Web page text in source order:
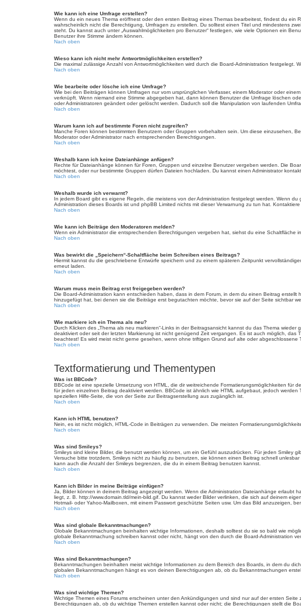
Wie kann ich eine Umfrage erstellen?
Wenn du ein neues Thema eröffnest oder den ersten Beitrag eines Themas bearbeitest, findest du ein
wahrscheinlich nicht die Berechtigung, Umfragen zu erstellen. Du solltest einen Titel und mindestens
steht. Du kannst auch unter „Auswahlmöglichkeiten pro Benutzer“ festlegen, wie viele Optionen ein
Benutzer ihre Stimme ändern können.
Nach oben
Wieso kann ich nicht mehr Antwortmöglichkeiten erstellen?
Die maximal zulässige Anzahl von Antwortmöglichkeiten wird durch die Board-Administration
Nach oben
Wie bearbeite oder lösche ich eine Umfrage?
Wie bei den Beiträgen können Umfragen nur vom ursprünglichen Verfasser, einem Moderator oder
verknüpft. Wenn niemand eine Stimme abgegeben hat, dann können Benutzer die Umfrage löschen
oder Administratoren geändert oder gelöscht werden. Dadurch soll die Manipulation von laufenden
Nach oben
Warum kann ich auf bestimmte Foren nicht zugreifen?
Manche Foren können bestimmten Benutzern oder Gruppen vorbehalten sein. Um diese einzusehen,
Moderator oder Administrator nach entsprechenden Berechtigungen.
Nach oben
Weshalb kann ich keine Dateianhänge anfügen?
Rechte für Dateianhänge können für Foren, Gruppen und einzelne Benutzer vergeben werden. Die
möchtest, oder nur bestimmte Gruppen dürfen Dateien hochladen. Du kannst einen Administrator
Nach oben
Weshalb wurde ich verwarnt?
In jedem Board gibt es eigene Regeln, die meistens von der Administration festgelegt werden. Wenn
Administration dieses Boards ist und phpBB Limited nichts mit dieser Verwarnung zu tun hat.
Nach oben
Wie kann ich Beiträge den Moderatoren melden?
Wenn ein Administrator die entsprechenden Berechtigungen vergeben hat, siehst du eine Schaltfläche
Nach oben
Was bewirkt die „Speichern“-Schaltfläche beim Schreiben eines Beitrags?
Hiermit kannst du die geschriebene Entwürfe speichern und zu einem späteren Zeitpunkt
erneut laden.
Nach oben
Warum muss mein Beitrag erst freigegeben werden?
Die Board-Administration kann entschieden haben, dass in dem Forum, in dem du einen Beitrag
hinzugefügt hat, bei denen sie die Beiträge erst begutachten möchte, bevor sie auf der Seite sichtbar
Nach oben
Wie markiere ich ein Thema als neu?
Durch Klicken des „Thema als neu markieren“-Links in der Beitragsansicht kannst du das Thema
deaktiviert oder seit der letzten Markierung ist nicht genügend Zeit vergangen. Es ist auch möglich,
beachtest! Es wird meist nicht gerne gesehen, wenn ohne triftigen Grund auf alte oder abgeschlossene
Nach oben
Textformatierung und Thementypen
Was ist BBCode?
BBCode ist eine spezielle Umsetzung von HTML, die dir weitreichende Formatierungsmöglichkeiten
für jeden einzelnen Beitrag deaktiviert werden. BBCode ist ähnlich wie HTML aufgebaut, jedoch werden
speziellen Hilfe-Seite, die von der Seite zur Beitragserstellung aus zugänglich ist.
Nach oben
Kann ich HTML benutzen?
Nein, es ist nicht möglich, HTML-Code in Beiträgen zu verwenden. Die meisten
Nach oben
Was sind Smileys?
Smileys sind kleine Bilder, die benutzt werden können, um ein Gefühl auszudrücken. Für jeden Smiley
Versuche bitte trotzdem, Smileys nicht zu häufig zu benutzen, sie können einen Beitrag schnell
kann auch die Anzahl der Smileys begrenzen, die du in einem Beitrag benutzen kannst.
Nach oben
Kann ich Bilder in meine Beiträge einfügen?
Ja, Bilder können in deinem Beitrag angezeigt werden. Wenn die Administration Dateianhänge
liegt, z. B. http://www.domain.tld/mein-bild.gif. Du kannst weder Bilder verlinken, die sich auf deinem
Hotmail- oder Yahoo-Mailboxen, mit einem Passwort geschützte Seiten usw. Um das Bild anzuzeigen,
Nach oben
Was sind globale Bekanntmachungen?
Globale Bekanntmachungen beinhalten wichtige Informationen, deshalb solltest du sie so bald wie
globale Bekanntmachung schreiben kannst oder nicht, hängt von den durch die Board-Administration
Nach oben
Was sind Bekanntmachungen?
Bekanntmachungen beinhalten meist wichtige Informationen zu dem Bereich des Boards, in dem du
globalen Bekanntmachungen hängt es von deinen Berechtigungen ab, ob du Bekanntmachungen
Nach oben
Was sind wichtige Themen?
Wichtige Themen eines Forums erscheinen unter den Ankündigungen und sind nur auf der ersten
Berechtigungen ab, ob du wichtige Themen erstellen kannst oder nicht; die Berechtigungen stellt die